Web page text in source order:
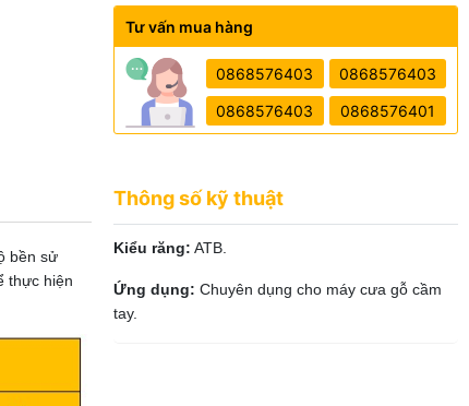
Tư vấn mua hàng
0868576403 0868576403
0868576403 0868576401
bền sử
thực hiện
Thông số kỹ thuật
Kiểu răng: ATB.
Ứng dụng: Chuyên dụng cho máy cưa gỗ cầm
tay.